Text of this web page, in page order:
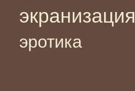
экранизация
эротика